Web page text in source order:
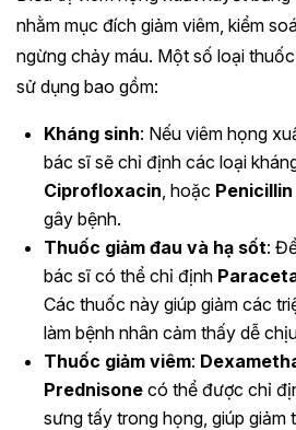
nhằm mục đích giảm viêm, kiểm
ngừng chảy máu. Một số loại
sử dụng bao gồm:
Kháng sinh: Nếu viêm họng
bác sĩ sẽ chỉ định các loại
Ciprofloxacin, hoặc Penicillin
gây bệnh.
Thuốc giảm đau và hạ sốt:
bác sĩ có thể chỉ định
Các thuốc này giúp giảm các
làm bệnh nhân cảm thấy dễ
Thuốc giảm viêm:
Prednisone có thể được chỉ
sưng tấy trong họng, giúp giảm